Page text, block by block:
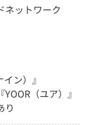
ネットワーク
ン）』
（ユア）』
り